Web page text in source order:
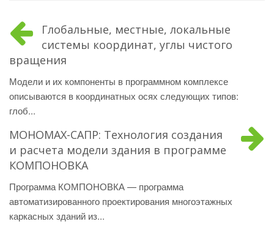
Глобальные, местные, локальные
системы координат, углы чистого
вращения
Модели и их компоненты в программном комплексе
описываются в координатных осях следующих типов:
глоб...
МОНОМАХ-САПР: Технология создания
и расчета модели здания в программе
КОМПОНОВКА
Программа КОМПОНОВКА — программа
автоматизированного проектирования многоэтажных
каркасных зданий из...